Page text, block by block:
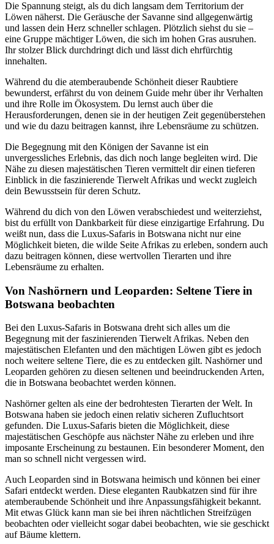
Die Spannung steigt, als du dich langsam dem Territorium der
Löwen näherst. Die Geräusche der Savanne sind allgegenwärtig
und lassen dein Herz schneller schlagen. Plötzlich siehst du sie –
eine Gruppe mächtiger Löwen, die sich im hohen Gras ausruhen.
Ihr stolzer Blick durchdringt dich und lässt dich ehrfürchtig
innehalten.
Während du die atemberaubende Schönheit dieser Raubtiere
bewunderst, erfährst du von deinem Guide mehr über ihr Verhalten
und ihre Rolle im Ökosystem. Du lernst auch über die
Herausforderungen, denen sie in der heutigen Zeit gegenüberstehen
und wie du dazu beitragen kannst, ihre Lebensräume zu schützen.
Die Begegnung mit den Königen der Savanne ist ein
unvergessliches Erlebnis, das dich noch lange begleiten wird. Die
Nähe zu diesen majestätischen Tieren vermittelt dir einen tieferen
Einblick in die faszinierende Tierwelt Afrikas und weckt zugleich
dein Bewusstsein für deren Schutz.
Während du dich von den Löwen verabschiedest und weiterziehst,
bist du erfüllt von Dankbarkeit für diese einzigartige Erfahrung. Du
weißt nun, dass die Luxus-Safaris in Botswana nicht nur eine
Möglichkeit bieten, die wilde Seite Afrikas zu erleben, sondern auch
dazu beitragen können, diese wertvollen Tierarten und ihre
Lebensräume zu erhalten.
Von Nashörnern und Leoparden: Seltene Tiere in
Botswana beobachten
Bei den Luxus-Safaris in Botswana dreht sich alles um die
Begegnung mit der faszinierenden Tierwelt Afrikas. Neben den
majestätischen Elefanten und den mächtigen Löwen gibt es jedoch
noch weitere seltene Tiere, die es zu entdecken gilt. Nashörner und
Leoparden gehören zu diesen seltenen und beeindruckenden Arten,
die in Botswana beobachtet werden können.
Nashörner gelten als eine der bedrohtesten Tierarten der Welt. In
Botswana haben sie jedoch einen relativ sicheren Zufluchtsort
gefunden. Die Luxus-Safaris bieten die Möglichkeit, diese
majestätischen Geschöpfe aus nächster Nähe zu erleben und ihre
imposante Erscheinung zu bestaunen. Ein besonderer Moment, den
man so schnell nicht vergessen wird.
Auch Leoparden sind in Botswana heimisch und können bei einer
Safari entdeckt werden. Diese eleganten Raubkatzen sind für ihre
atemberaubende Schönheit und ihre Anpassungsfähigkeit bekannt.
Mit etwas Glück kann man sie bei ihren nächtlichen Streifzügen
beobachten oder vielleicht sogar dabei beobachten, wie sie geschickt
auf Bäume klettern.